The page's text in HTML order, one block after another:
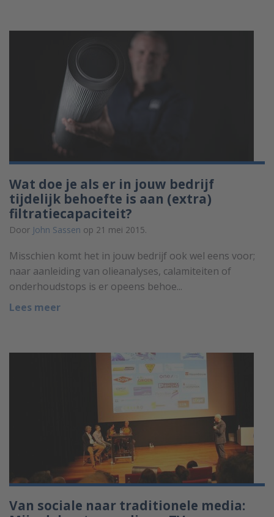
Wat doe je als er in jouw bedrijf
tijdelijk behoefte is aan (extra)
filtratiecapaciteit?
Door John Sassen op 21 mei 2015.
Misschien komt het in jouw bedrijf ook wel eens voor;
naar aanleiding van olieanalyses, calamiteiten of
onderhoudstops is er opeens behoe...
Lees meer
Van sociale naar traditionele media: